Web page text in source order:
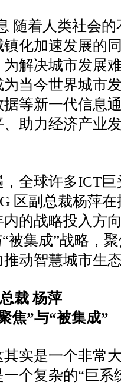
随着人类社会
化加速发展的
解决城市发展
当今世界城市
等新一代信息
助力经济产业
球许多ICT巨
区副总裁杨萍
的战略投入方
被集成”战略，
推动智慧城市生
裁 杨萍
焦”与“被集成”
是一个非常大
个复杂的“巨系